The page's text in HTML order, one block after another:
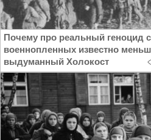
Почему про реальный геноцид
военнопленных известно
выдуманный Холокост